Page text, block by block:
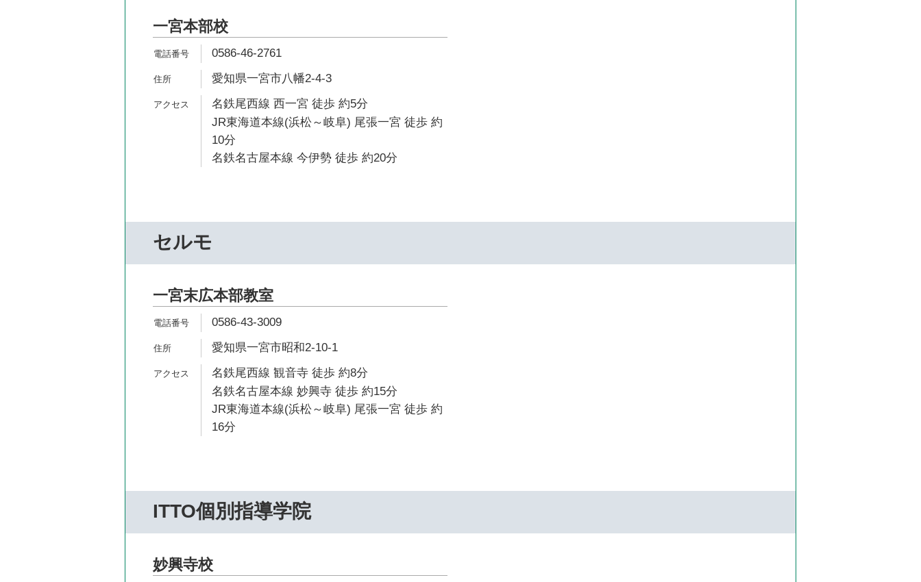
一宮本部校
0586-46-2761
愛知県一宮市八幡2-4-3
名鉄尾西線 西一宮 徒歩 約5分
JR東海道本線(浜松～岐阜) 尾張一宮 徒歩 約
10分
名鉄名古屋本線 今伊勢 徒歩 約20分
セルモ
一宮末広本部教室
0586-43-3009
愛知県一宮市昭和2-10-1
名鉄尾西線 観音寺 徒歩 約8分
名鉄名古屋本線 妙興寺 徒歩 約15分
JR東海道本線(浜松～岐阜) 尾張一宮 徒歩 約
16分
ITTO個別指導学院
妙興寺校